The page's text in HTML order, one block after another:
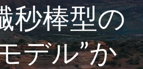
秒棒型の
デル”か